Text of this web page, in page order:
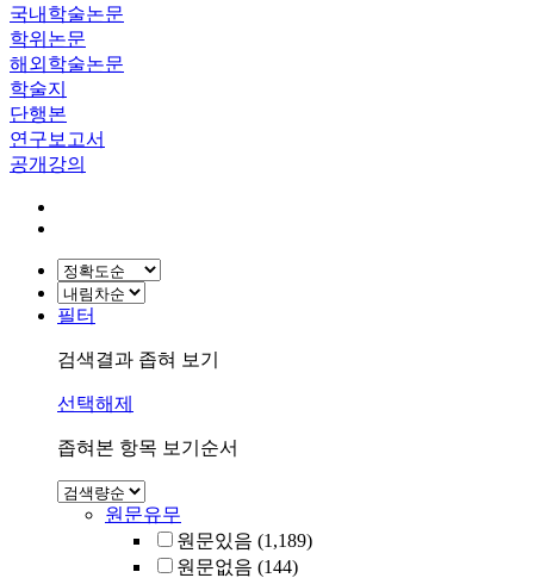
국내학술논문
학위논문
해외학술논문
학술지
단행본
연구보고서
공개강의
필터
검색결과 좁혀 보기
선택해제
좁혀본 항목 보기순서
원문유무
원문있음 (1,189)
원문없음 (144)